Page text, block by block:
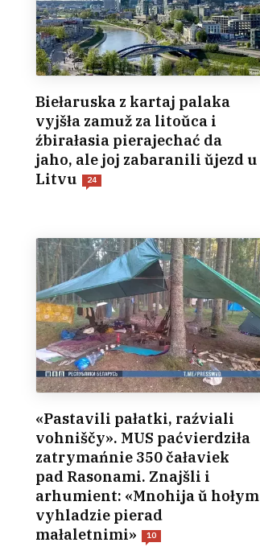
Biełaruska z kartaj palaka
vyjšła zamuž za litoŭca i
źbirałasia pierajechać da
jaho, ale joj zabaranili ŭjezd u
Litvu
24
«Pastavili pałatki, raźviali
vohniščy». MUS paćvierdziła
zatrymańnie 350 čałaviek
pad Rasonami. Znajšli i
arhumient: «Mnohija ŭ hołym
vyhladzie pierad
małaletnimi»
10